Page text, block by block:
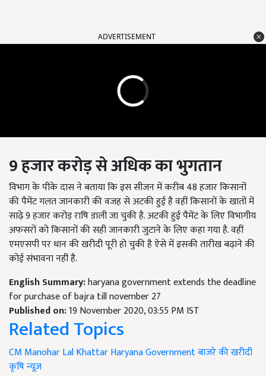
ADVERTISEMENT
9 हजार करोड़ से अधिक का भुगतान
विभाग के पीके दास ने बताया कि इस सीजन में करीब 48 हजार किसानों
की पैमेंट गलत जानकारी की वजह से अटकी हुई है वहीं किसानों के खातों में
साढ़े 9 हजार करोड़ राषि डाली जा चुकी है. अटकी हुई पैमेंट के लिए विभागीय
अफसरों को किसानों की सही जानकारी जुटाने के लिए कहा गया है. वहीं
एमएसपी पर धान की खरीदी पूरी हो चुकी है ऐसे में इसकी तारीख बढ़ाने की
कोई संभावना नहीं है.
English Summary:haryana government extends the deadline
for purchase of bajra till november 27
Published on:19 November 2020, 03:55 PM IST
Related Topics
CM Manohar Lal KhattarHaryana Governmentबाजरे की खरीदी
कृषि न्यूज़